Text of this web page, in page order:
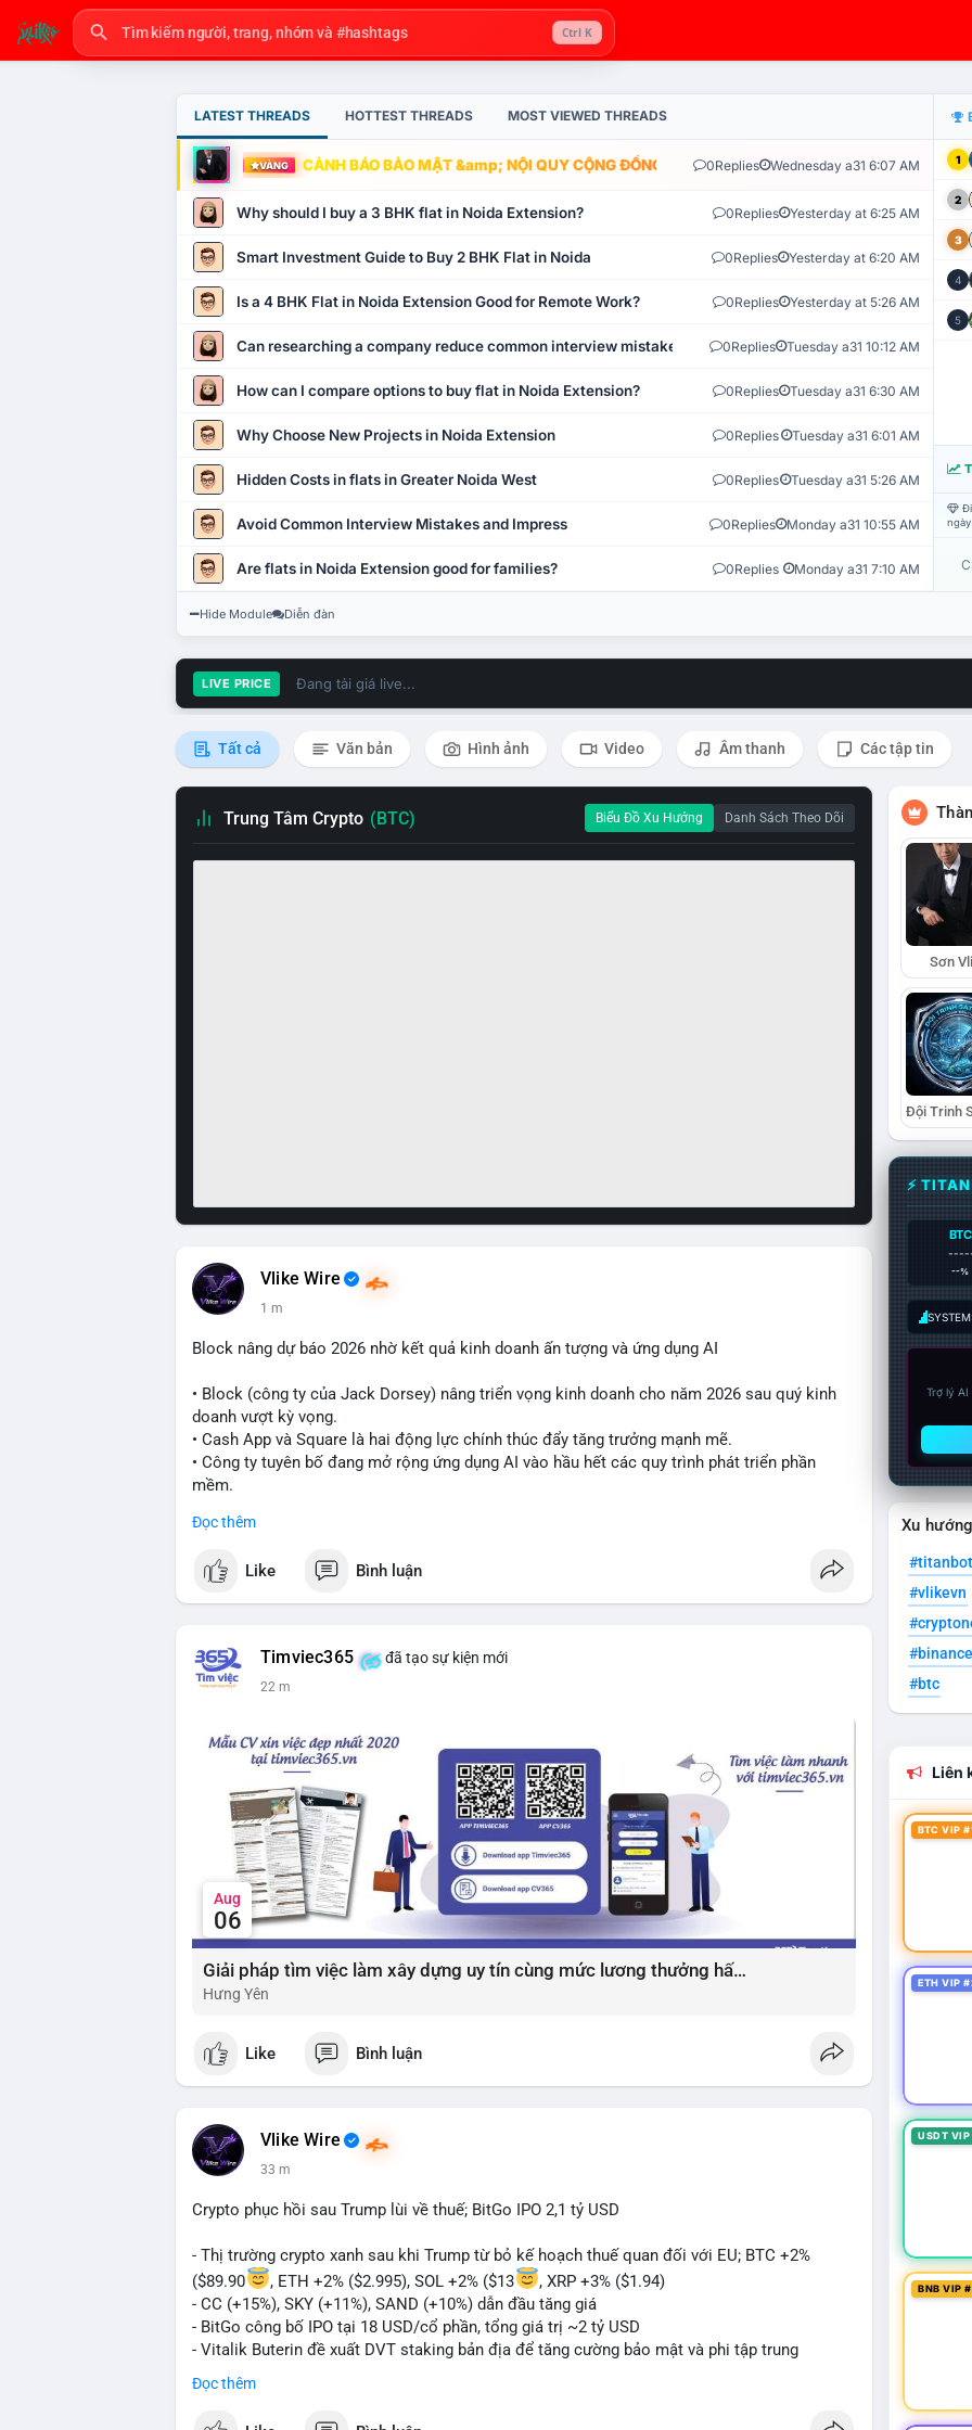
Ctrl K
LATEST THREADS HOTTEST THREADS MOST VIEWED THREADS
VÀNG CẢNH BÁO BẢO MẬT &amp; NỘI QUY CỘNG ĐỒNG VLIKE.VN: HỆ THỐNG GIÁM SÁT TỰ
0Replies Wednesday a31 6:07 AM
Why should I buy a 3 BHK flat in Noida Extension? 0Replies Yesterday at 6:25 AM
Smart Investment Guide to Buy 2 BHK Flat in Noida 0Replies Yesterday at 6:20 AM
Is a 4 BHK Flat in Noida Extension Good for Remote Work? 0Replies Yesterday at 5:26 AM
Can researching a company reduce common interview mistakes? 0Replies Tuesday a31 10:12 AM
How can I compare options to buy flat in Noida Extension? 0Replies Tuesday a31 6:30 AM
Why Choose New Projects in Noida Extension 0Replies Tuesday a31 6:01 AM
Hidden Costs in flats in Greater Noida West 0Replies Tuesday a31 5:26 AM
Avoid Common Interview Mistakes and Impress 0Replies Monday a31 10:55 AM
Are flats in Noida Extension good for families? 0Replies Monday a31 7:10 AM
1
2
3
4
5
Hide Module Diễn đàn
LIVE PRICE Đang tải giá live...
Tất cả Văn bản Hình ảnh Video Âm thanh Các tập tin
Trung Tâm Crypto (BTC) Biểu Đồ Xu Hướng Danh Sách Theo Dõi
Vlike Wire
1 m
Block nâng dự báo 2026 nhờ kết quả kinh doanh ấn tượng và ứng dụng AI
• Block (công ty của Jack Dorsey) nâng triển vọng kinh doanh cho năm 2026 sau quý kinh
doanh vượt kỳ vọng.
• Cash App và Square là hai động lực chính thúc đẩy tăng trưởng mạnh mẽ.
• Công ty tuyên bố đang mở rộng ứng dụng AI vào hầu hết các quy trình phát triển phần
mềm.
#block #ai
$btc $eth
📰 Nguồn: Cointelegraph
Đọc thêm
Like Bình luận
Timviec365 đã tạo sự kiện mới
22 m
Aug
06
Giải pháp tìm việc làm xây dựng uy tín cùng mức lương thưởng hấp dẫn ?️
Hưng Yên
Like Bình luận
Vlike Wire
33 m
Crypto phục hồi sau Trump lùi về thuế; BitGo IPO 2,1 tỷ USD
- Thị trường crypto xanh sau khi Trump từ bỏ kế hoạch thuế quan đối với EU; BTC +2%
($89.90
, ETH +2% ($2.995), SOL +2% ($13
, XRP +3% ($1.94)
- CC (+15%), SKY (+11%), SAND (+10%) dẫn đầu tăng giá
- BitGo công bố IPO tại 18 USD/cổ phần, tổng giá trị ~2 tỷ USD
- Vitalik Buterin đề xuất DVT staking bản địa để tăng cường bảo mật và phi tập trung
Ethereum
- Hong Kong phát hành giấy phép stablecoin mới với yêu cầu tuân thủ nghiêm ngặt
- Nga xác định crypto là tài sản hợp pháp, tạo tiền lệ pháp lý
Đọc thêm
Sơn
⚡
BTC
--%
Trợ lý
Xu
#titanbot
#vlikevn
#btc
Liên
BTC VIP
ETH VIP
USDT
BNB VIP